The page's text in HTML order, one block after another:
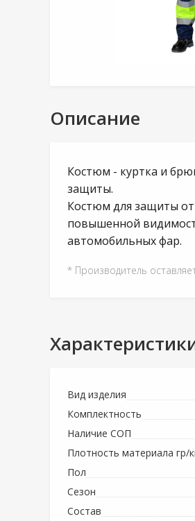
Описание
Костюм - куртка и
защиты.
Костюм для защиты
повышенной
автомобильных фар.
* Производитель
Вид изделия
Комплектность
Наличие СОП
Плотность материала гр/
Пол
Сезон
Состав